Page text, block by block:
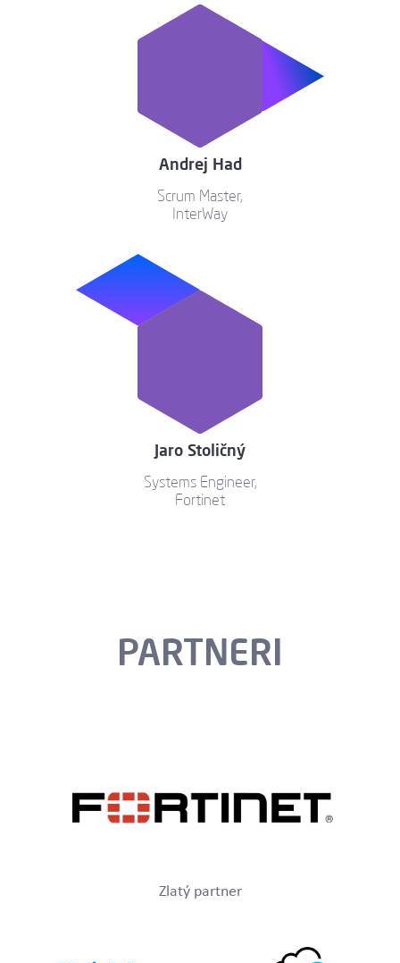
Andrej Had
Scrum Master,
InterWay
Jaro Stoličný
Systems Engineer,
Fortinet
PARTNERI
Zlatý partner